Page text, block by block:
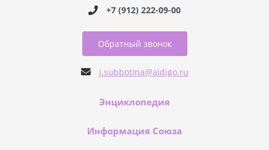
+7 (912) 222-09-00
Обратный звонок
j.subbotina@aidigo.ru
Энциклопедия
Информация Союза